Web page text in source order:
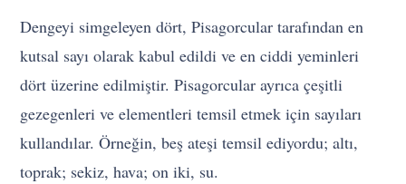
Dengeyi simgeleyen dört, Pisagorcular tarafından en
kutsal sayı olarak kabul edildi ve en ciddi yeminleri
dört üzerine edilmiştir. Pisagorcular ayrıca çeşitli
gezegenleri ve elementleri temsil etmek için sayıları
kullandılar. Örneğin, beş ateşi temsil ediyordu; altı,
toprak; sekiz, hava; on iki, su.